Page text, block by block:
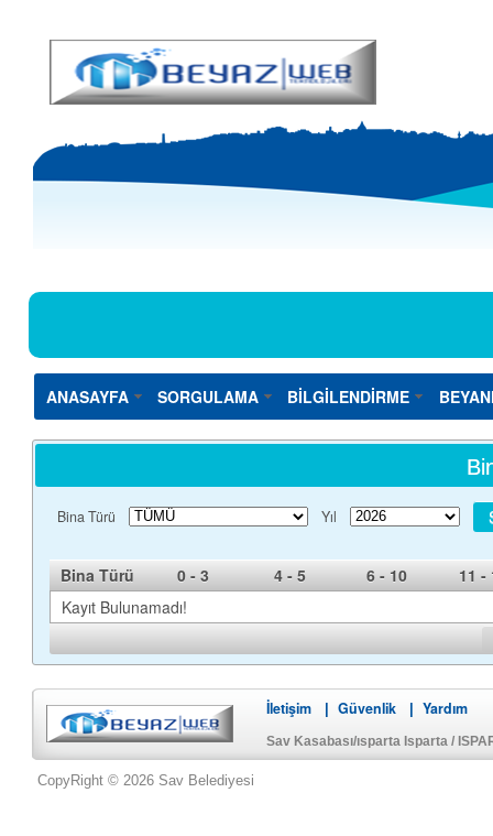
ANASAYFA SORGULAMA BİLGİLENDİRME
Bina Türü Yıl
Bina Türü 0 - 3 4 - 5 6 - 10
11 -
Kayıt Bulunamadı!
İletişim Güvenlik Yardım
Sav Kasabası/ısparta Isparta /
CopyRight © 2026 Sav Belediyesi